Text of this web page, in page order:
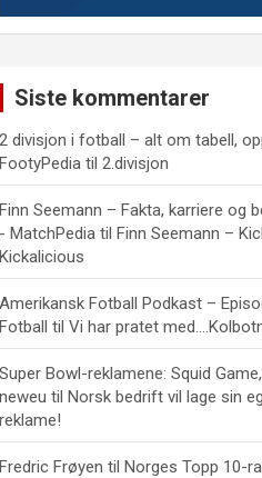
Siste kommentarer
2 divisjon i fotball – alt om tabell,
FootyPedia til2.divisjon
Finn Seemann – Fakta, karriere og
- MatchPedia tilFinn Seemann –
Kickalicious
Amerikansk Fotball Podkast –
Fotball tilVi har pratet
Super Bowl-reklamene: Squid
neweu tilNorsk bedrift vil lage sin
reklame!
Fredric Frøyen tilNorges Topp 10-